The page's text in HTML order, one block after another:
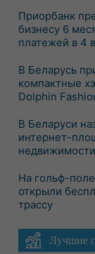
Приорбанк
бизнесу 6
платежей в 4
В Беларусь
компактные
Dolphin
В Беларуси
интернет-
недвижимости
На гольф-
открыли
трассу
Лучшие